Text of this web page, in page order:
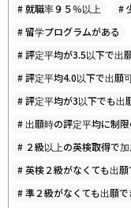
#就職率９５％以上 #
#留学プログラムがある
#評定平均が3.5以下で出
#評定平均4.0以下で出願
#評定平均が3以下でも出
#出願時の評定平均に制
# ２級以上の英検取得で
#英検２級がなくても出
#準２級がなくても出願